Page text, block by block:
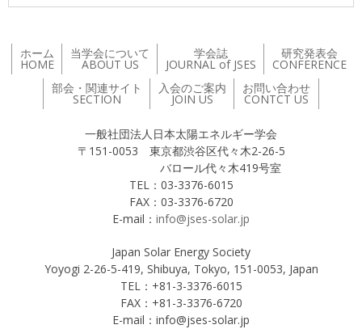
ホーム
HOME
当学会について
ABOUT US
学会誌
JOURNAL of JSES
研究発表会
CONFERENCE
部会・関連サイト
SECTION
入会のご案内
JOIN US
お問い合わせ
CONTCT US
一般社団法人日本太陽エネルギー学会
〒151-0053 東京都渋谷区代々木2-26-5
バロール代々木419号室
TEL：03-3376-6015
FAX：03-3376-6720
E-mail： info@jses-solar.jp
Japan Solar Energy Society
Yoyogi 2-26-5-419, Shibuya, Tokyo, 151-0053, Japan
TEL：+81-3-3376-6015
FAX：+81-3-3376-6720
E-mail：info@jses-solar.jp